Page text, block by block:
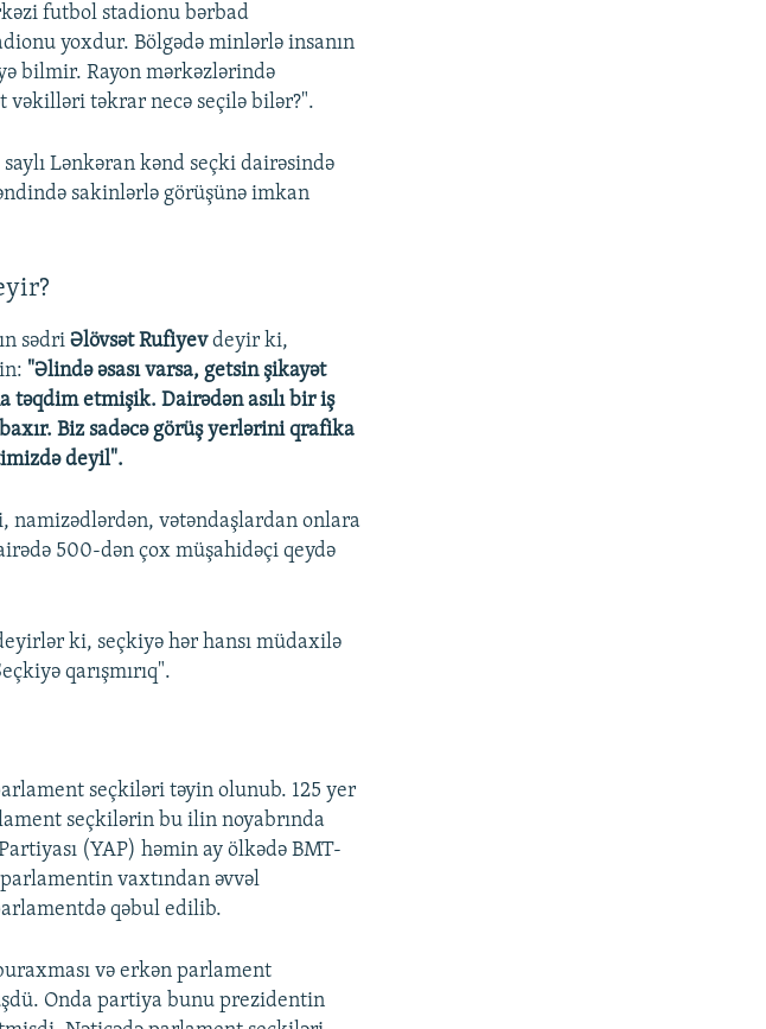
futbol stadionu bərbad
yoxdur. Bölgədə minlərlə insanın
bilmir. Rayon mərkəzlərində
vəkilləri təkrar necə seçilə bilər?".
Lənkəran kənd seçki dairəsində
sakinlərlə görüşünə imkan
sədriƏlövsət Rufiyevdeyir ki,
"Əlində əsası varsa, getsin şikayət
təqdim etmişik. Dairədən asılı bir iş
Biz sadəcə görüş yerlərini qrafika
deyil".
namizədlərdən, vətəndaşlardan onlara
500-dən çox müşahidəçi qeydə
ki, seçkiyə hər hansı müdaxilə
qarışmırıq".
seçkiləri təyin olunub. 125 yer
seçkilərin bu ilin noyabrında
(YAP) həmin ay ölkədə BMT-
vaxtından əvvəl
qəbul edilib.
və erkən parlament
Onda partiya bunu prezidentin